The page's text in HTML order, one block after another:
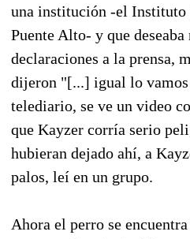
una institución -el Instituto
Puente Alto- y que
declaraciones a la prensa,
dijeron "[...] igual lo vamos
telediario, se ve un video
que Kayzer corría serio
hubieran dejado ahí, a
palos, leí en un grupo.
Ahora el perro se